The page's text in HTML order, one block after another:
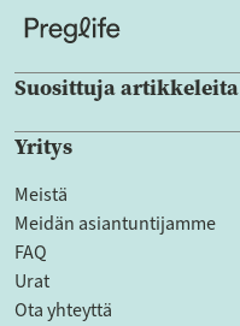
Suosittuja artikkeleita
Yritys
Meistä
Meidän asiantuntijamme
FAQ
Urat
Ota yhteyttä